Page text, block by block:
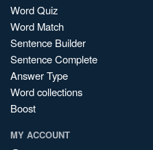
Word Quiz
Word Match
Sentence Builder
Sentence Complete
Answer Type
Word collections
Boost
MY ACCOUNT